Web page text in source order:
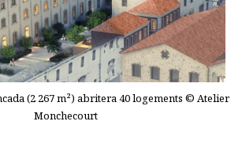
(2 267 m²) abritera 40 logements © Atelier
Monchecourt